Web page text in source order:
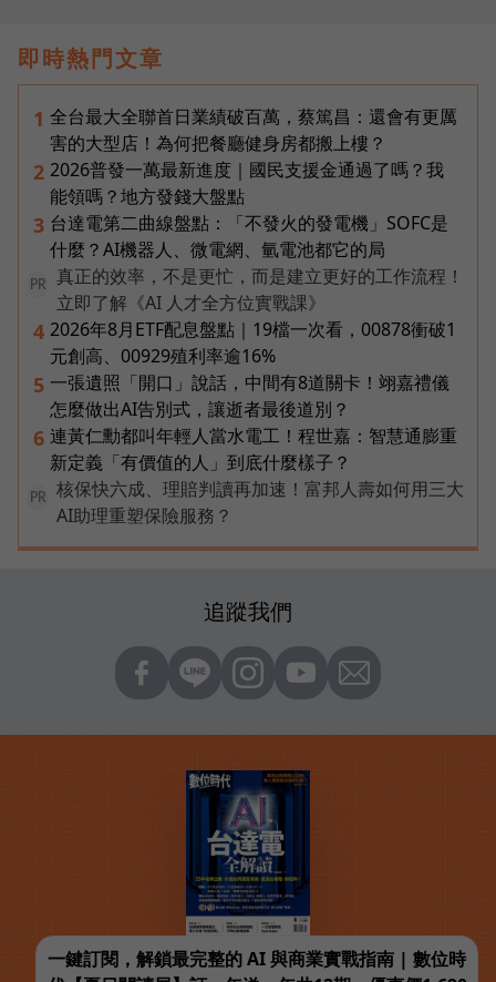
即時熱門文章
1 全台最大全聯首日業績破百萬，蔡篤昌：還會有更厲
害的大型店！為何把餐廳健身房都搬上樓？
2 2026普發一萬最新進度｜國民支援金通過了嗎？我
能領嗎？地方發錢大盤點
3 台達電第二曲線盤點：「不發火的發電機」SOFC是
什麼？AI機器人、微電網、氫電池都它的局
PR
真正的效率，不是更忙，而是建立更好的工作流程！
立即了解《AI 人才全方位實戰課》
4 2026年8月ETF配息盤點｜19檔一次看，00878衝破1
元創高、00929殖利率逾16%
5 一張遺照「開口」說話，中間有8道關卡！翊嘉禮儀
怎麼做出AI告別式，讓逝者最後道別？
6 連黃仁勳都叫年輕人當水電工！程世嘉：智慧通膨重
新定義「有價值的人」到底什麼樣子？
PR
核保快六成、理賠判讀再加速！富邦人壽如何用三大
AI助理重塑保險服務？
追蹤我們
一鍵訂閱，解鎖最完整的 AI 與商業實戰指南 | 數位時